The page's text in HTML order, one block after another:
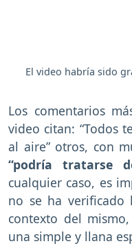
El video habría sido
Los comentarios
video citan: “Todos
al aire” otros, con
“podría tratarse
cualquier caso, es
no se ha verificado
contexto del
una simple y llana